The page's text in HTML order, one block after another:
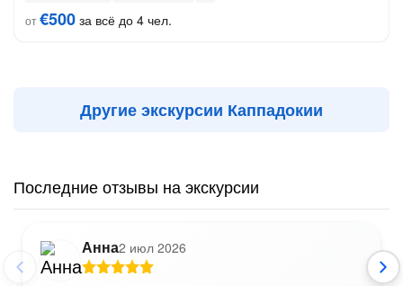
от€500 за всё до 4 чел.
Другие экскурсии Каппадокии
Последние отзывы на экскурсии
Анна2 июл 2026